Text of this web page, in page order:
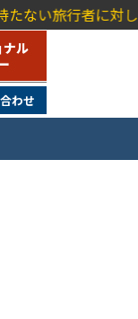
し、TSAは45ドル
ナル
わせ